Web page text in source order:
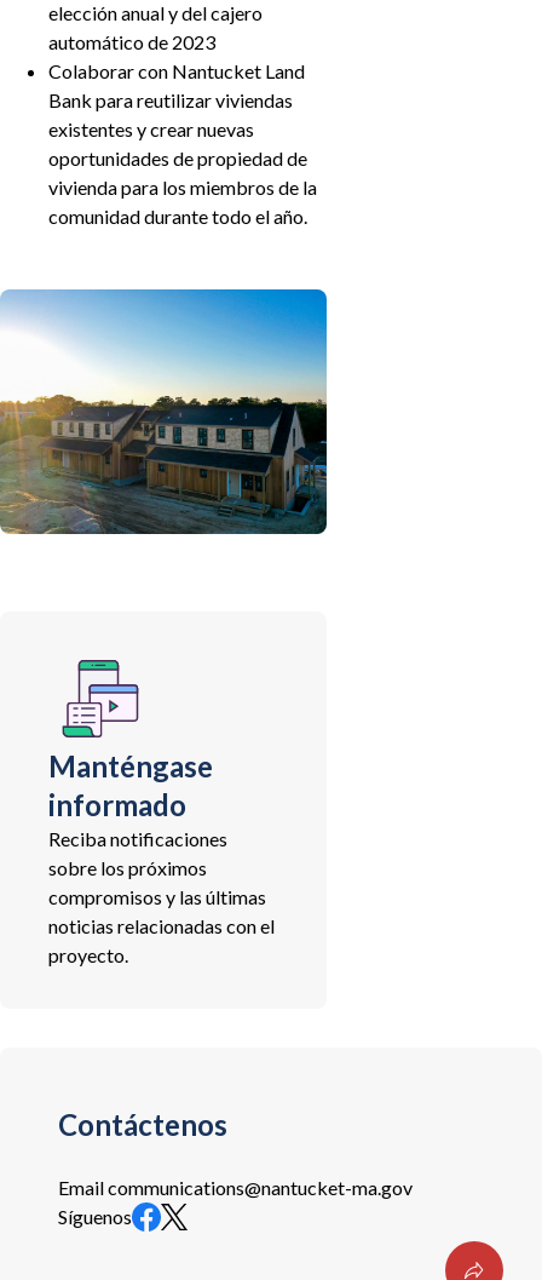
elección anual y del cajero
automático de 2023
Colaborar con Nantucket Land
Bank para reutilizar viviendas
existentes y crear nuevas
oportunidades de propiedad de
vivienda para los miembros de la
comunidad durante todo el año.
Manténgase
informado
Reciba notificaciones
sobre los próximos
compromisos y las últimas
noticias relacionadas con el
proyecto.
Contáctenos
Emailcommunications@nantucket-ma.gov
Síguenos